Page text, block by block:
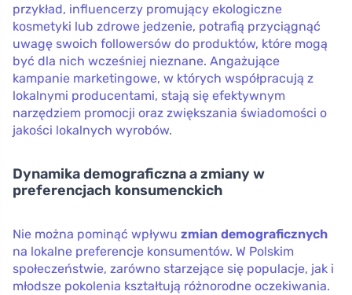
przykład, influencerzy promujący ekologiczne
kosmetyki lub zdrowe jedzenie, potrafią przyciągnąć
uwagę swoich followersów do produktów, które mogą
być dla nich wcześniej nieznane. Angażujące
kampanie marketingowe, w których współpracują z
lokalnymi producentami, stają się efektywnym
narzędziem promocji oraz zwiększania świadomości o
jakości lokalnych wyrobów.
Dynamika demograficzna a zmiany w
preferencjach konsumenckich
Nie można pominąć wpływu zmian demograficznych
na lokalne preferencje konsumentów. W Polskim
społeczeństwie, zarówno starzejące się populacje, jak i
młodsze pokolenia kształtują różnorodne oczekiwania.